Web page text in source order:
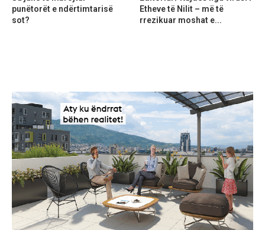
punëtorët e ndërtimtarisë
sot?
Etheve të Nilit – më të
rrezikuar moshat e...